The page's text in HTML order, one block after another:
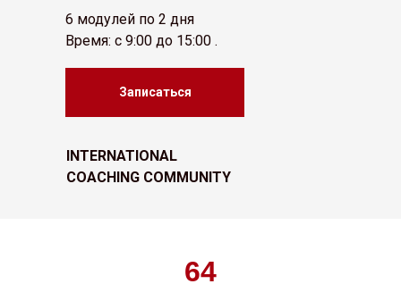
INTERNATIONAL
COACHING COMMUNITY
6 модулей по 2 дня
Время: с 9:00 до 15:00 .
Записаться
64